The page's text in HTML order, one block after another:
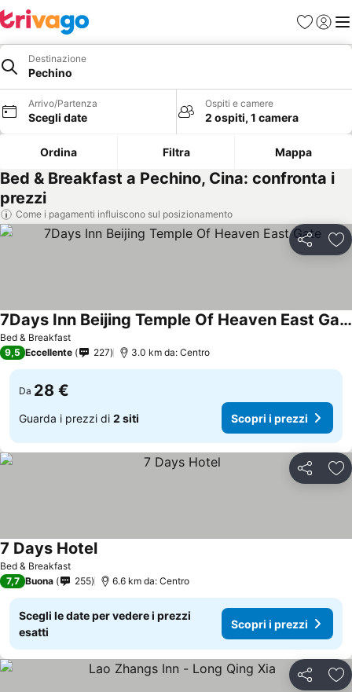
PreferitiAccedi
Destinazione
Pechino
Arrivo/Partenza
Scegli date
Ospiti e camere
2 ospiti, 1 camera
Ordina Filtra Mappa
Bed & Breakfast a Pechino, Cina: confronta i
prezzi
Come i pagamenti influiscono sul posizionamento
Condividi
Bed & Breakfast
7Days Inn Beijing Temple Of Heaven East Gate
9,5 Eccellente 227 3.0 km da: Centro
Da 28 €
Guarda i prezzi di 2 siti Scopri i prezzi
Condividi
Bed & Breakfast
7 Days Hotel
7,7 Buona 255 6.6 km da: Centro
Scegli le date per vedere i prezzi
esatti
Scopri i prezzi
Condividi